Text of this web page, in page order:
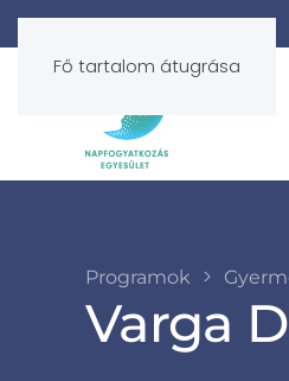
Fő tartalom átugrása
Programok
Varga